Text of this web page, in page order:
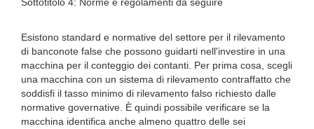
Esistono standard e normative del settore per il rilevamento
di banconote false che possono guidarti nell'investire in una
macchina per il conteggio dei contanti. Per prima cosa, scegli
una macchina con un sistema di rilevamento contraffatto che
soddisfi il tasso minimo di rilevamento falso richiesto dalle
normative governative. È quindi possibile verificare se la
macchina identifica anche almeno quattro delle sei